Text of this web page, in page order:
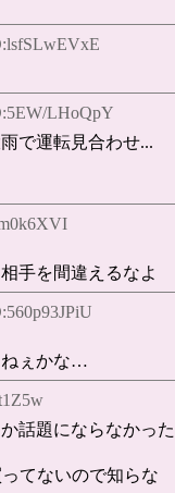
LHoQpY
で運転見合わせ...
手を間違えるなよ
ねぇかな…
話題にならなかった
てないので知らな